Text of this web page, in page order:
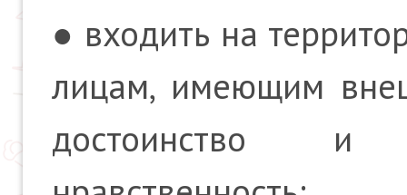
● входить на
лицам, имеющим
достоинство и